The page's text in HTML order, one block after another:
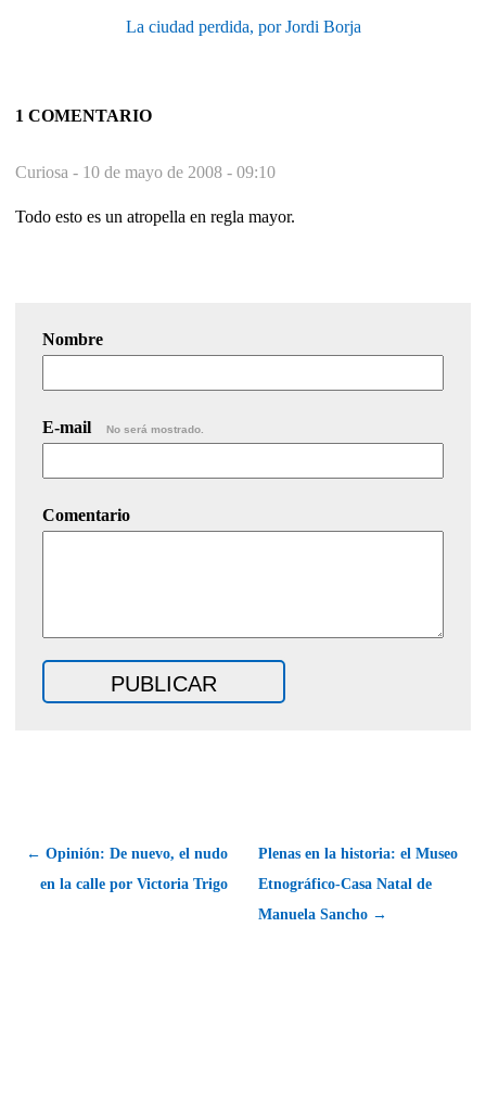
La ciudad perdida, por Jordi Borja
1 COMENTARIO
Curiosa - 10 de mayo de 2008 - 09:10
Todo esto es un atropella en regla mayor.
Nombre
E-mail No será mostrado.
Comentario
← Opinión: De nuevo, el nudo
en la calle por Victoria Trigo
Plenas en la historia: el Museo
Etnográfico-Casa Natal de
Manuela Sancho →